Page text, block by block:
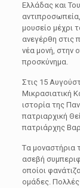
Ελλάδας και
μουσείο μέχρι
ανεγέρθη στις
νέα μονή, στην
προσκύνημα.
Στις 15
Μικρασιατική
ιστορία της
πατριαρχική
πατριάρχης
Tα μοναστήρια
ασεβή
οποίοι
ομάδες.